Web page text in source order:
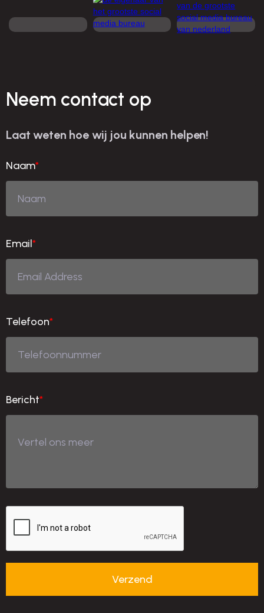
Neem contact op
Laat weten hoe wij jou kunnen helpen!
Naam*
Email*
Telefoon*
Bericht*